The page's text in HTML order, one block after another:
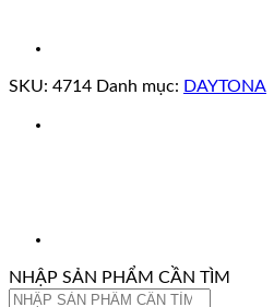
SKU: 4714 Danh mục: DAYTONA
NHẬP SẢN PHẨM CẦN TÌM
Tìm